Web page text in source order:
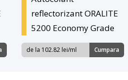
reflectorizant ORALITE
5200 Economy Grade
de la 102.82 lei/ml Cumpara